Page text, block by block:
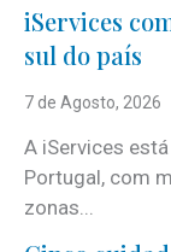
iServices
sul do país
7 de Agosto, 2026
A iServices
Portugal, com
zonas...